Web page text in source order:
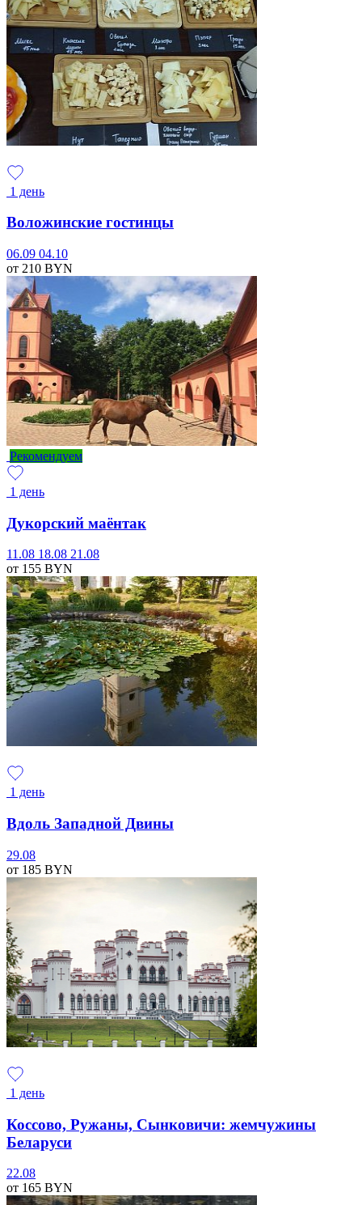
1 день
Воложинские гостинцы
06.09 04.10
от 210 BYN
Рекомендуем
1 день
Дукорский маёнтак
11.08 18.08 21.08
от 155 BYN
1 день
Вдоль Западной Двины
29.08
от 185 BYN
1 день
Коссово, Ружаны, Сынковичи: жемчужины
Беларуси
22.08
от 165 BYN